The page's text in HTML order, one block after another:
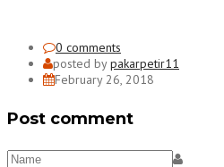
0 comments
posted bypakarpetir11
February 26, 2018
Post comment